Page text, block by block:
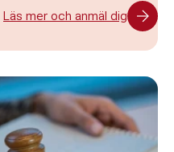
Läs mer och anmäl dig